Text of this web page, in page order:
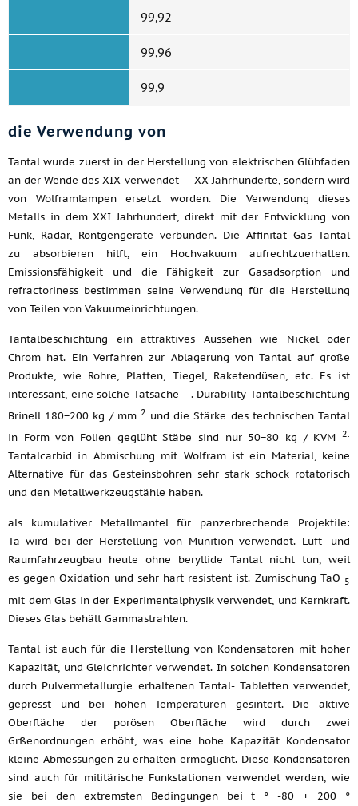
99,92
99,96
99,9
die Verwendung von
Tantal wurde zuerst in der Herstellung von elektrischen Glühfaden
an der Wende des XIX verwendet — XX Jahrhunderte, sondern wird
von Wolframlampen ersetzt worden. Die Verwendung dieses
Metalls in dem XXI Jahrhundert, direkt mit der Entwicklung von
Funk, Radar, Röntgengeräte verbunden. Die Affinität Gas Tantal
zu absorbieren hilft, ein Hochvakuum aufrechtzuerhalten.
Emissionsfähigkeit und die Fähigkeit zur Gasadsorption und
refractoriness bestimmen seine Verwendung für die Herstellung
von Teilen von Vakuumeinrichtungen.
Tantalbeschichtung ein attraktives Aussehen wie Nickel oder
Chrom hat. Ein Verfahren zur Ablagerung von Tantal auf große
Produkte, wie Rohre, Platten, Tiegel, Raketendüsen, etc. Es ist
interessant, eine solche Tatsache —. Durability Tantalbeschichtung
Brinell 180−200 kg / mm 2 und die Stärke des technischen Tantal
in Form von Folien geglüht Stäbe sind nur 50−80 kg / KVM 2.
Tantalcarbid in Abmischung mit Wolfram ist ein Material, keine
Alternative für das Gesteinsbohren sehr stark schock rotatorisch
und den Metallwerkzeugstähle haben.
als kumulativer Metallmantel für panzerbrechende Projektile:
Ta wird bei der Herstellung von Munition verwendet. Luft- und
Raumfahrzeugbau heute ohne beryllide Tantal nicht tun, weil
es gegen Oxidation und sehr hart resistent ist. Zumischung TaO 5
mit dem Glas in der Experimentalphysik verwendet, und Kernkraft.
Dieses Glas behält Gammastrahlen.
Tantal ist auch für die Herstellung von Kondensatoren mit hoher
Kapazität, und Gleichrichter verwendet. In solchen Kondensatoren
durch Pulvermetallurgie erhaltenen Tantal- Tabletten verwendet,
gepresst und bei hohen Temperaturen gesintert. Die aktive
Oberfläche der porösen Oberfläche wird durch zwei
Grßenordnungen erhöht, was eine hohe Kapazität Kondensator
kleine Abmessungen zu erhalten ermöglicht. Diese Kondensatoren
sind auch für militärische Funkstationen verwendet werden, wie
sie bei den extremsten Bedingungen bei t ° -80 + 200 °